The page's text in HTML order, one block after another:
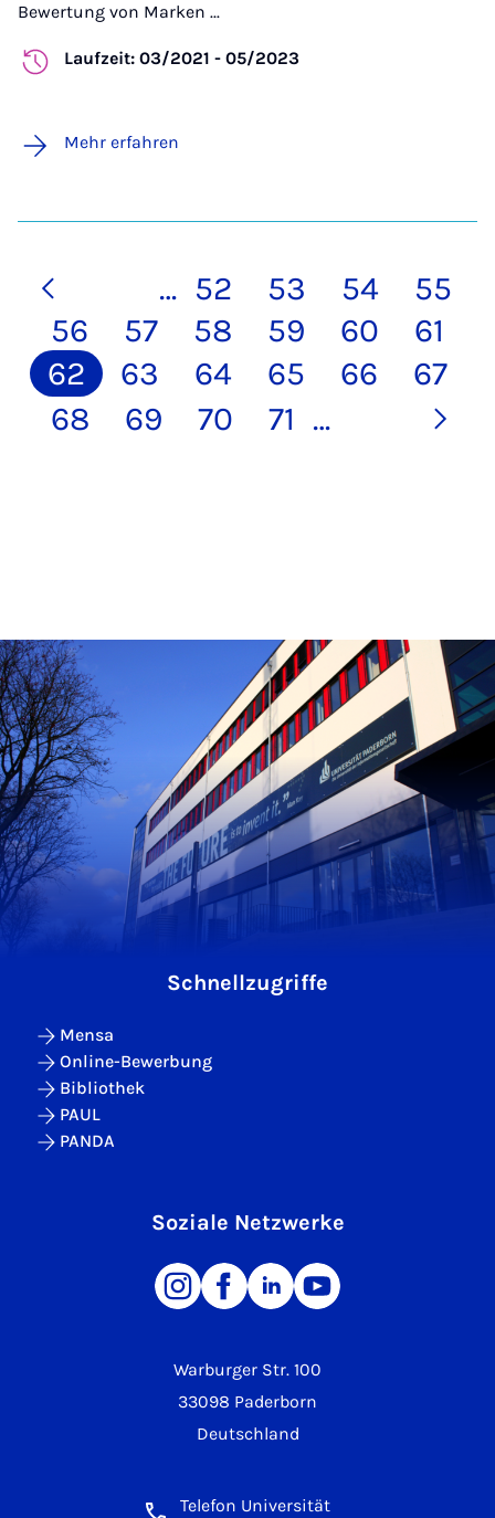
Bewertung von Marken ...
Laufzeit: 03/2021 - 05/2023
Mehr erfahren
… 52 53 54
55
56
57 58 59 60
61
62
63 64 65 66
67
68
69 70 71 …
Warburger Str. 100
33098 Paderborn
Deutschland
Telefon Universität
Schnellzugriffe
Mensa
Online-Bewerbung
Bibliothek
PAUL
PANDA
Soziale Netzwerke